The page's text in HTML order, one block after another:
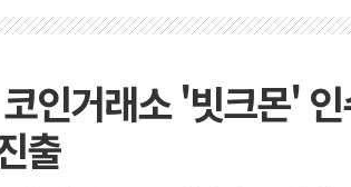
인거래소 '빗크몬'
출